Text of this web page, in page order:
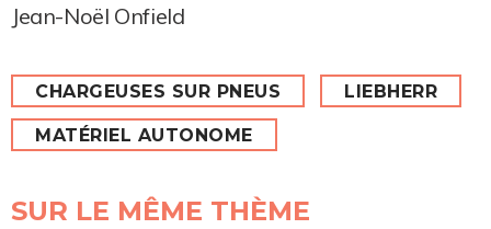
Jean-Noël Onfield
CHARGEUSES SUR PNEUS LIEBHERR
MATÉRIEL AUTONOME
SUR LE MÊME THÈME